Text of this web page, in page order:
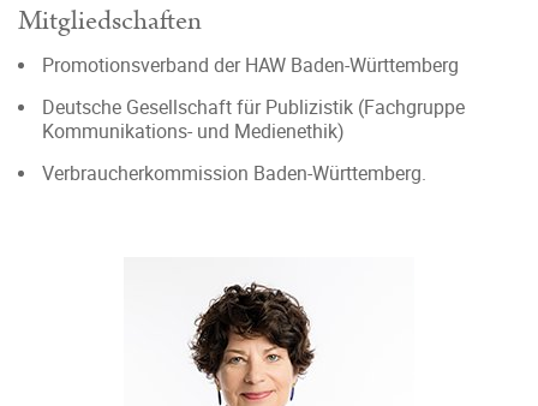
Mitgliedschaften
Promotionsverband der HAW Baden-Württemberg
Deutsche Gesellschaft für Publizistik (Fachgruppe
Kommunikations- und Medienethik)
Verbraucherkommission Baden-Württemberg.